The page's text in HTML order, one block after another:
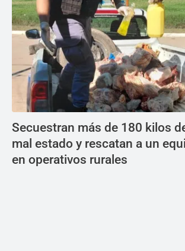
Secuestran más de 180 kilos
mal estado y rescatan a un
en operativos rurales